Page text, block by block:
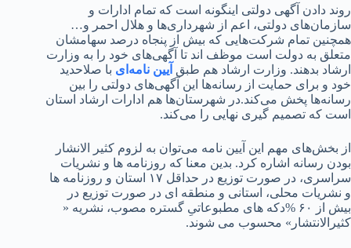
آگهی دولتی اینگونه است که تمام ادارات و
دولتی، اعم از شهرداری‌ها و هلال احمر و…
تمام شرکت‌هایی که بیش از پنجاه درصد سهامشان
به دولت است موظف اند تا آگهی‌های خود را به وزارت
بدهند. وزارت ارشاد هم طبق آیین نامه‌ایبا صلاحدید
برای حمایت از رسانه‌ها این آگهی‌های دولتی را بین
پخش می‌کند.در شهرستان‌ها هم ادارات ارشاد استان
تصمیم گیری نهایی را می‌کند.
مهم این آیین نامه می‌توان به لزوم کثیر الانشار
اشاره کرد. بدین معنا که روزنامه ها و نشریات
سراسری، در صورت توزیع در حداقل ۱۷ استان و روزنامه ها
محلی، استانی و منطقه ای در صورت توزیع در
بیش از ۶۰ %دکه های مطبوعاتیِ گستره مصوب، نشریه «
محسوب می شوند.